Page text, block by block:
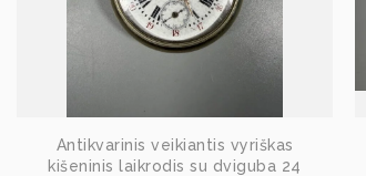
Antikvarinis veikiantis vyriškas
kišeninis laikrodis su dviguba 24